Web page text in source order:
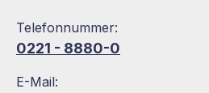
Telefonnummer:
0221 - 8880-0
E-Mail: